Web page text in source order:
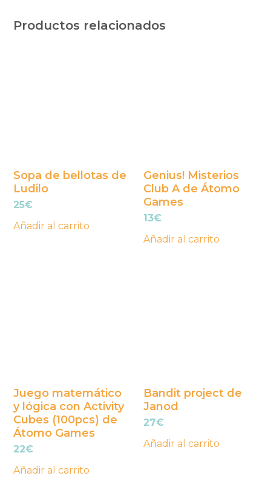
Productos relacionados
Sopa de bellotas de
Ludilo
25€
Añadir al carrito
Genius! Misterios
Club A de Átomo
Games
13€
Añadir al carrito
Juego matemático
y lógica con Activity
Cubes (100pcs) de
Átomo Games
22€
Añadir al carrito
Bandit project de
Janod
27€
Añadir al carrito